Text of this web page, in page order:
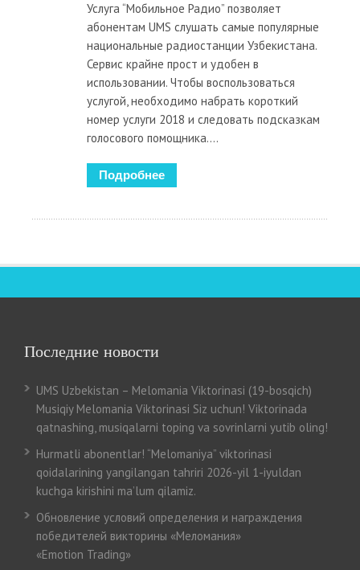
Услуга “Мобильное Радио” позволяет
абонентам UMS слушать самые популярные
национальные радиостанции Узбекистана.
Сервис крайне прост и удобен в
использовании. Чтобы воспользоваться
услугой, необходимо набрать короткий
номер услуги 2018 и следовать подсказкам
голосового помощника....
Подробнее
Последние новости
UMS Uzbekistan – Melomania Viktorinasi (19-bosqich)
Musiqiy Melomania Viktorinasi Siz uchun! Viktorinada
qatnashing, musiqalarni toping va sovrinlarni yutib oling!
Hurmatli abonentlar! “Melomaniya” viktorinasi
qoidalarining yangilangan tahriri 2026-yil 1-iyuldan
kuchga kirishini ma’lum qilamiz.
Обновление условий определения и награждения
победителей викторины «Меломания»
«Emotion Trading»